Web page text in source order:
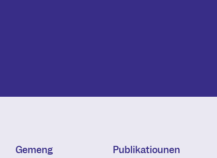
Gemeng Publikatiounen